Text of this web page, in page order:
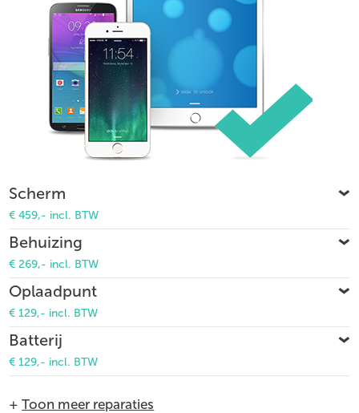
Scherm
€ 459,- incl. BTW
Behuizing
€ 269,- incl. BTW
Oplaadpunt
€ 129,- incl. BTW
Batterij
€ 129,- incl. BTW
+Toon meer reparaties